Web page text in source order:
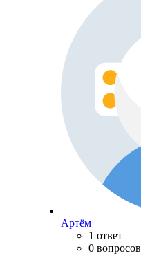
Артём
1 ответ
0 вопросов